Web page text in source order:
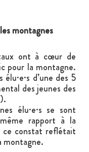
montagnes
ont à cœur de
pour la montagne.
d’une des 5
des jeunes des
élu·e·s se sont
rapport à la
ce constat reflétait
montagne.